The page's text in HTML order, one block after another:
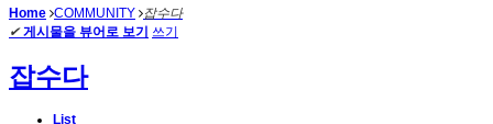
Home COMMUNITY
잡수다
✔ 게시물을 뷰어로 보기 쓰기
잡수다
List